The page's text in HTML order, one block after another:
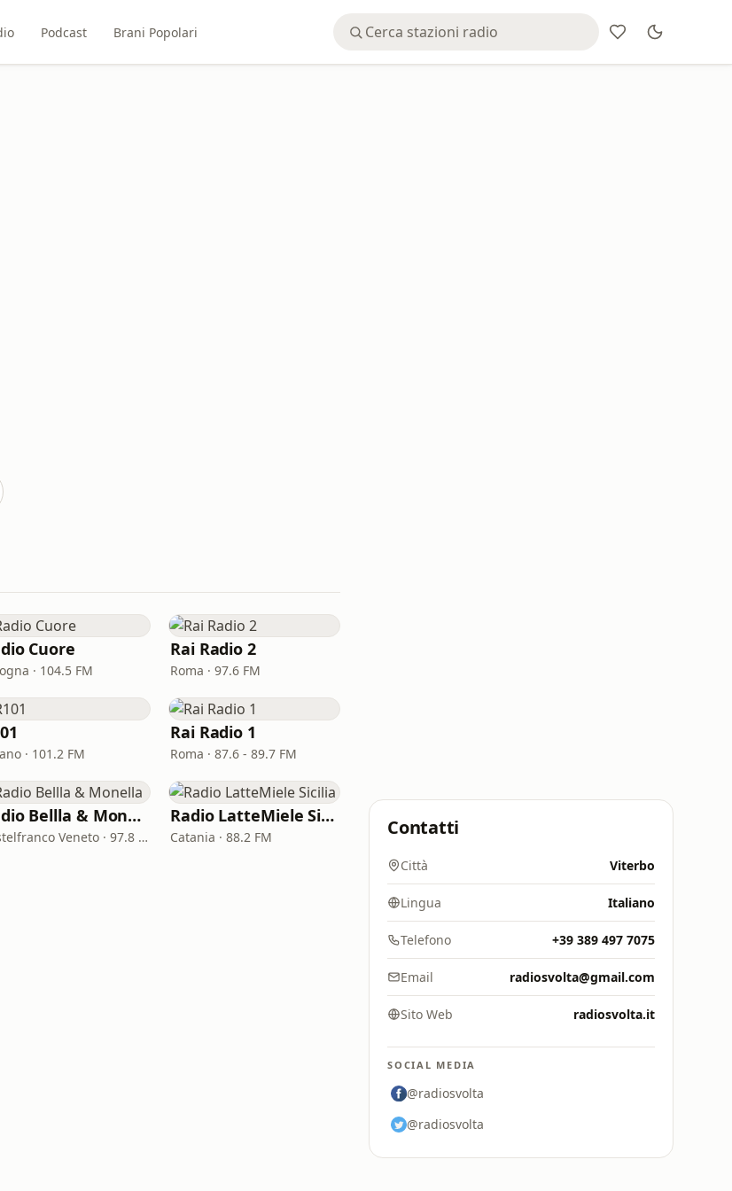
Podcast Brani Popolari
Cuore
· 104.5 FM
Rai Radio 2
Roma · 97.6 FM
· 101.2 FM
Rai Radio 1
Roma · 87.6 - 89.7 FM
Radio Bellla & Monella
Castelfranco Veneto · 97.8 FM
Radio LatteMiele Sicilia
Catania · 88.2 FM Contatti
Città Viterbo
Lingua Italiano
Telefono +39 389 497 7075
Email radiosvolta@gmail.com
Sito Web radiosvolta.it
SOCIAL MEDIA
@radiosvolta
@radiosvolta